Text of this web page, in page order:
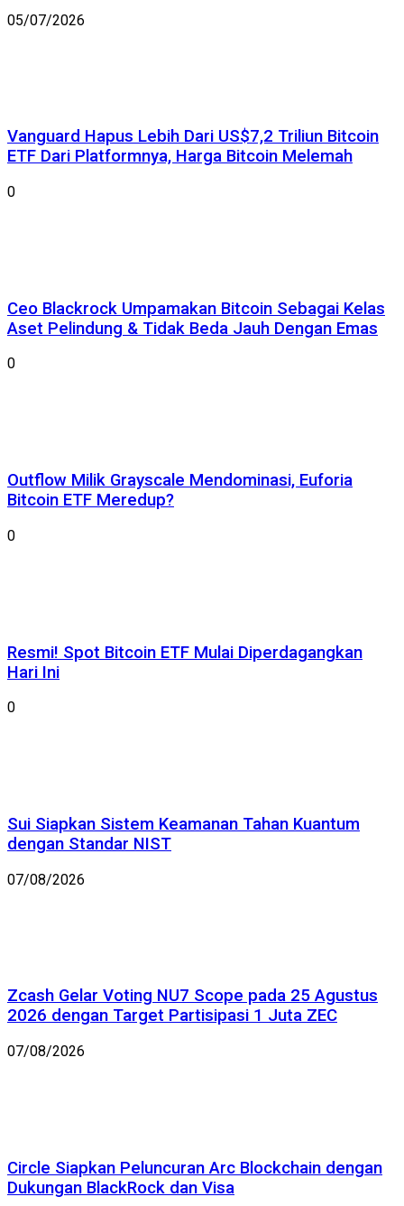
05/07/2026
Vanguard Hapus Lebih Dari US$7,2 Triliun Bitcoin
ETF Dari Platformnya, Harga Bitcoin Melemah
0
Ceo Blackrock Umpamakan Bitcoin Sebagai Kelas
Aset Pelindung & Tidak Beda Jauh Dengan Emas
0
Outflow Milik Grayscale Mendominasi, Euforia
Bitcoin ETF Meredup?
0
Resmi! Spot Bitcoin ETF Mulai Diperdagangkan
Hari Ini
0
Sui Siapkan Sistem Keamanan Tahan Kuantum
dengan Standar NIST
07/08/2026
Zcash Gelar Voting NU7 Scope pada 25 Agustus
2026 dengan Target Partisipasi 1 Juta ZEC
07/08/2026
Circle Siapkan Peluncuran Arc Blockchain dengan
Dukungan BlackRock dan Visa